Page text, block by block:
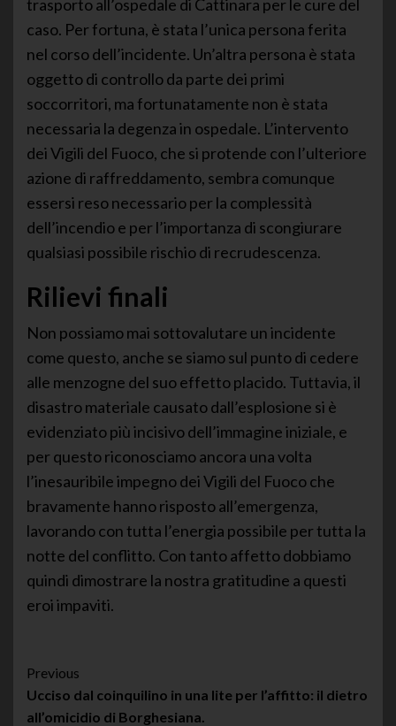
trasporto all’ospedale di Cattinara per le cure del
caso. Per fortuna, è stata l’unica persona ferita
nel corso dell’incidente. Un’altra persona è stata
oggetto di controllo da parte dei primi
soccorritori, ma fortunatamente non è stata
necessaria la degenza in ospedale. L’intervento
dei Vigili del Fuoco, che si protende con l’ulteriore
azione di raffreddamento, sembra comunque
essersi reso necessario per la complessità
dell’incendio e per l’importanza di scongiurare
qualsiasi possibile rischio di recrudescenza.
Rilievi finali
Non possiamo mai sottovalutare un incidente
come questo, anche se siamo sul punto di cedere
alle menzogne del suo effetto placido. Tuttavia, il
disastro materiale causato dall’esplosione si è
evidenziato più incisivo dell’immagine iniziale, e
per questo riconosciamo ancora una volta
l’inesauribile impegno dei Vigili del Fuoco che
bravamente hanno risposto all’emergenza,
lavorando con tutta l’energia possibile per tutta la
notte del conflitto. Con tanto affetto dobbiamo
quindi dimostrare la nostra gratitudine a questi
eroi impaviti.
Post
Navigation
Previous
Ucciso dal coinquilino in una lite per l’affitto: il dietro
all’omicidio di Borghesiana.